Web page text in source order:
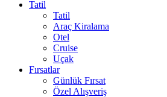
Tatil
Tatil
Araç Kiralama
Otel
Cruise
Uçak
Fırsatlar
Günlük Fırsat
Özel Alışveriş